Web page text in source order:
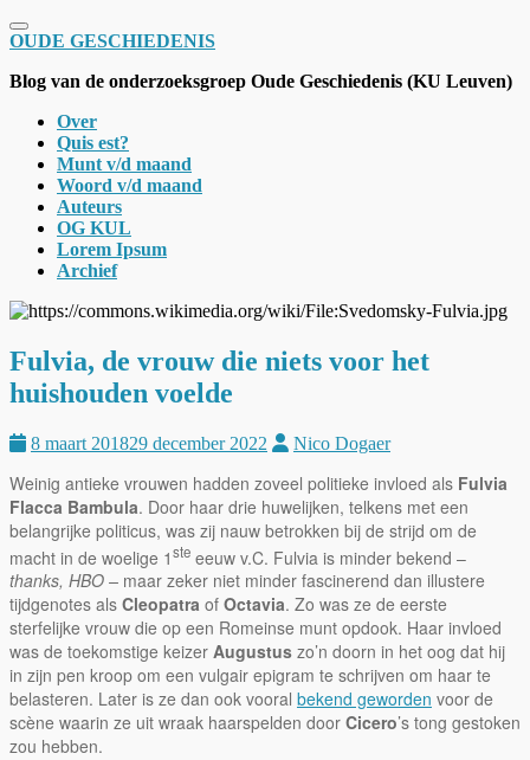
Schakel navigatie
OUDE GESCHIEDENIS
Blog van de onderzoeksgroep Oude Geschiedenis (KU Leuven)
Over
Quis est?
Munt v/d maand
Woord v/d maand
Auteurs
OG KUL
Lorem Ipsum
Archief
Fulvia, de vrouw die niets voor het
huishouden voelde
8 maart 201829 december 2022 Nico Dogaer
Weinig antieke vrouwen hadden zoveel politieke invloed als Fulvia
Flacca Bambula. Door haar drie huwelijken, telkens met een
belangrijke politicus, was zij nauw betrokken bij de strijd om de
macht in de woelige 1ste eeuw v.C. Fulvia is minder bekend –
thanks, HBO – maar zeker niet minder fascinerend dan illustere
tijdgenotes als Cleopatra of Octavia. Zo was ze de eerste
sterfelijke vrouw die op een Romeinse munt opdook. Haar invloed
was de toekomstige keizer Augustus zo’n doorn in het oog dat hij
in zijn pen kroop om een vulgair epigram te schrijven om haar te
belasteren. Later is ze dan ook vooral bekend geworden voor de
scène waarin ze uit wraak haarspelden door Cicero’s tong gestoken
zou hebben.